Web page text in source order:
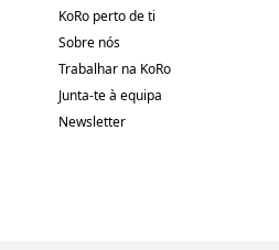
KoRo perto de ti
Sobre nós
Trabalhar na KoRo
Junta-te à equipa
Newsletter